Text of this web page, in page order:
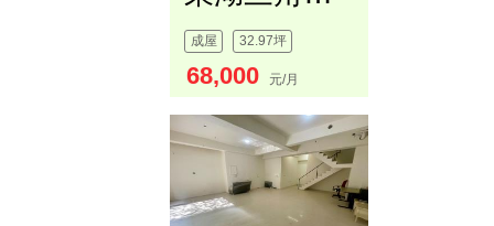
成屋 32.97坪
68,000 元/月